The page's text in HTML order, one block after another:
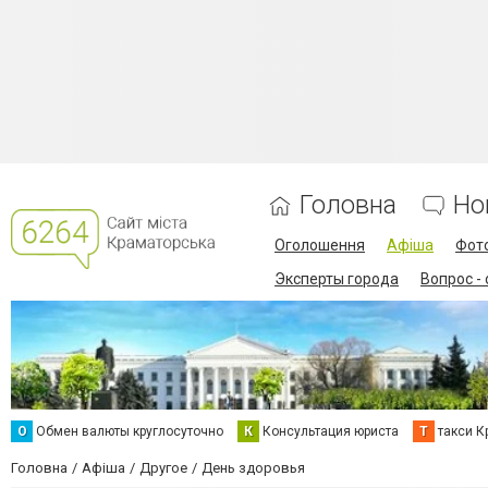
Головна
Оголошення Афіша
Эксперты города
Вопрос -
О Обмен валюты круглосуточно К Консультация юриста Т такси
Головна Афіша Другое День здоровья